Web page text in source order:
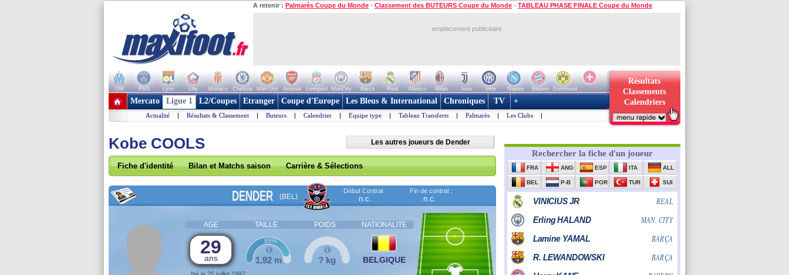
A retenir : Palmarès Coupe du Monde - Classement des BUTEURS Coupe du Monde - TABLEAU PHASE FINALE Coupe du Monde
emplacement publicitaire
OM PSG Lyon Lille Monaco Chelsea Man Utd Arsenal Liverpool ManCity Barca Real Atletico Milan Juve Inter Naples Bayern
Dortmund
+ de clubs
Résultats
Classements
Calendriers
Mercato Ligue 1 L2/Coupes Etranger Coupe d'Europe Les Bleus & International Chroniques TV +
Actualité | Résultats & Classement | Buteurs | Calendrier | Equipe type | Tableau Transferts | Palmarès | Les Clubs |
Kobe COOLS Les autres joueurs de Dender
Fiche d'identité Bilan et Matchs saison Carrière & Sélections
DENDER (BEL)
Début Contrat :
n.c.
Fin de contrat :
n.c.
AGE TAILLE POIDS NATIONALITE
29
ans 1,92 m
89%
? kg BELGIQUE